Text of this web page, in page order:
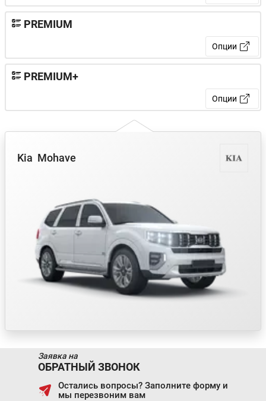
PREMIUM
Опции
PREMIUM+
Опции
Kia Mohave
Заявка на
ОБРАТНЫЙ ЗВОНОК
Остались вопросы? Заполните форму и
мы перезвоним вам